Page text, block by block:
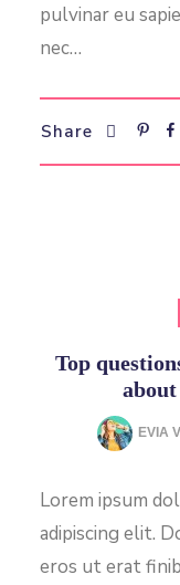
pulvinar eu
nec…
Share
Top
EVIA
Lorem ipsum
adipiscing elit.
eros ut erat